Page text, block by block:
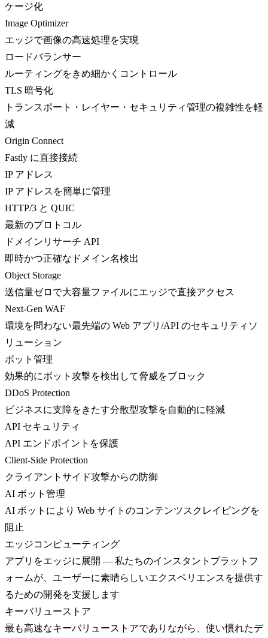
ケージ化
Image Optimizer
エッジで画像の高速処理を実現
ロードバランサー
ルーティングをきめ細かくコントロール
TLS 暗号化
トランスポート・レイヤー・セキュリティ管理の複雑性を軽
減
Origin Connect
Fastly に直接接続
IP アドレス
IP アドレスを簡単に管理
HTTP/3 と QUIC
最新のプロトコル
ドメインリサーチ API
即時かつ正確なドメイン名検出
Object Storage
送信量ゼロで大容量ファイルにエッジで直接アクセス
Next-Gen WAF
環境を問わない最先端の Web アプリ/API のセキュリティソ
リューション
ボット管理
効果的にボット攻撃を検出して脅威をブロック
DDoS Protection
ビジネスに支障をきたす分散型攻撃を自動的に軽減
API セキュリティ
API エンドポイントを保護
Client-Side Protection
クライアントサイド攻撃からの防御
AI ボット管理
AI ボットにより Web サイトのコンテンツスクレイピングを
阻止
エッジコンピューティング
アプリをエッジに展開 — 私たちのインスタントプラットフ
ォームが、ユーザーに素晴らしいエクスペリエンスを提供す
るための開発を支援します
キーバリューストア
最も高速なキーバリューストアでありながら、使い慣れたデ